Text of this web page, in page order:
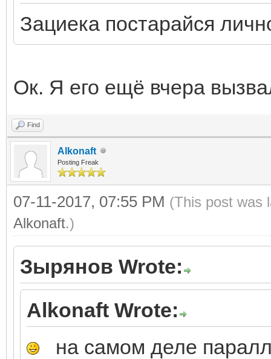
Зациека постарайся
Ок. Я его ещё вчера
Find
Alkonaft
Posting Freak
07-11-2017, 07:55 PM (This post was
Alkonaft.)
Зырянов Wrote:
Alkonaft Wrote:
на самом деле